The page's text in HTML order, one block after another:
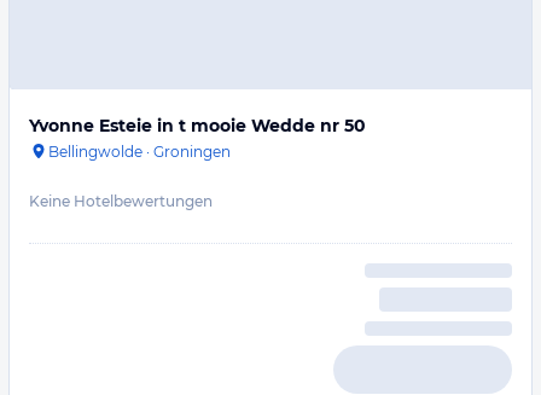
Yvonne Esteie in t mooie Wedde nr 50
Bellingwolde · Groningen
Keine Hotelbewertungen